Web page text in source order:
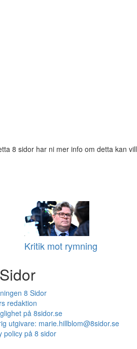
8 sidor har ni mer info om detta kan vill
Kritik mot rymning
8 Sidor
redaktion
på 8sidor.se
utgivare: marie.hillblom@8sidor.se
policy på 8 sidor